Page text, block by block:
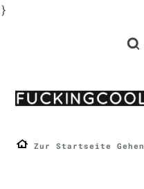
}
Zur Startseite Gehen